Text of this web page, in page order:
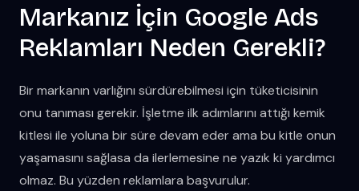
Markanız İçin Google Ads
Reklamları Neden Gerekli?
Bir markanın varlığını sürdürebilmesi için tüketicisinin
onu tanıması gerekir. İşletme ilk adımlarını attığı kemik
kitlesi ile yoluna bir süre devam eder ama bu kitle onun
yaşamasını sağlasa da ilerlemesine ne yazık ki yardımcı
olmaz. Bu yüzden reklamlara başvurulur.